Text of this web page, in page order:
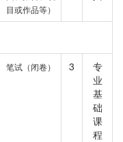
目或作品等）
笔试（闭卷） 3
专
业
基
础
课
程